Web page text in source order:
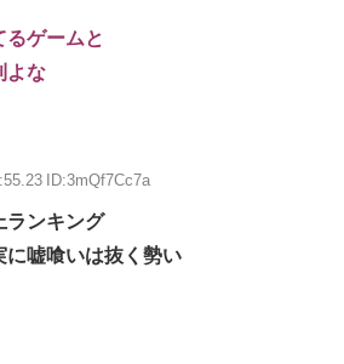
るゲームと
よな
ID:3mQf7Cc7a
ランキング
に嘘喰いは抜く勢い